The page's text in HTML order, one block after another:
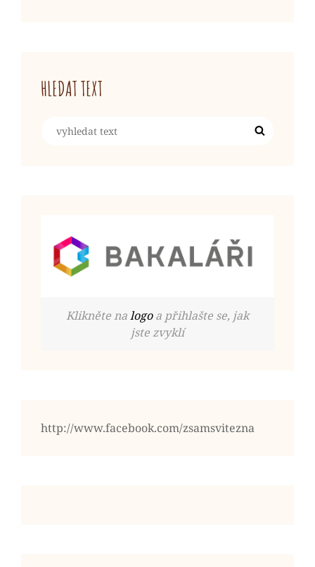
HLEDAT TEXT
Search
Klikněte nalogoa přihlašte se, jak
jste zvyklí
http://www.facebook.com/zsamsvitezna